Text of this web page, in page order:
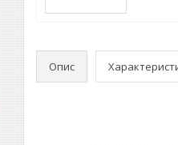
Опис